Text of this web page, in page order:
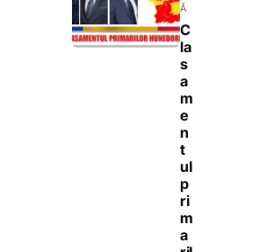
Ă
C
la
s
a
m
e
n
t
ul
p
ri
m
a